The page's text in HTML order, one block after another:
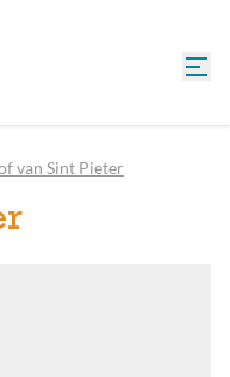
van Sint Pieter